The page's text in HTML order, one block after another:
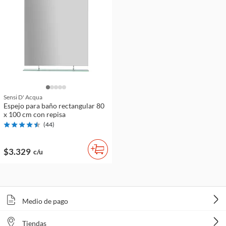
Sensi D' Acqua
Espejo para baño rectangular 80
x 100 cm con repisa
(44)
$3.329 c/u
Medio de pago
Tiendas